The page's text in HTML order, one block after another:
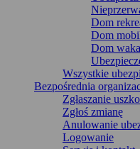
Dom
Dom
Dom
Wszystkie
Bezpośrednia
Zgłaszanie
Zgłoś zmianę
Anulowanie
Logowanie